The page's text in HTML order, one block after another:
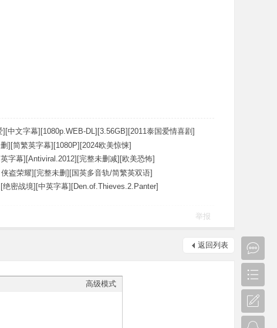
][中文字幕][1080p.WEB-DL][3.56GB][2011泰国爱情喜剧]
][简繁英字幕][1080P][2024欧美惊悚]
字幕][Antiviral.2012][完整未删减][欧美恐怖]
盗荣耀][完整未删][国英多音轨/简繁英双语]
绝密战境][中英字幕][Den.of.Thieves.2.Panter]
举报
返回列表
高级模式